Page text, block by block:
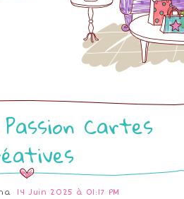
Cartes
14 Juin 2025 à 01:17 PM